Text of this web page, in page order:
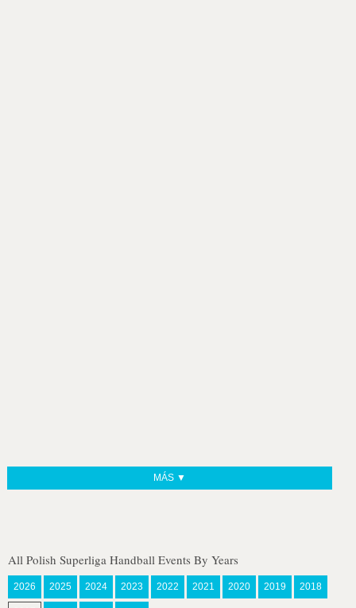
MÁS ▼
All Polish Superliga Handball Events By Years
2026 2025 2024 2023 2022 2021 2020 2019 2018